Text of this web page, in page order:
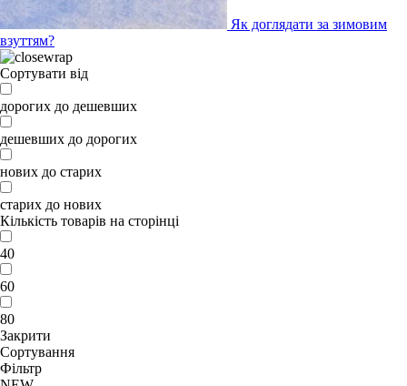
Як доглядати за зимовим
взуттям?
Сортувати від
дорогих до дешевших
дешевших до дорогих
нових до старих
старих до нових
Кількість товарів на сторінці
40
60
80
Закрити
Сортування
Фільтр